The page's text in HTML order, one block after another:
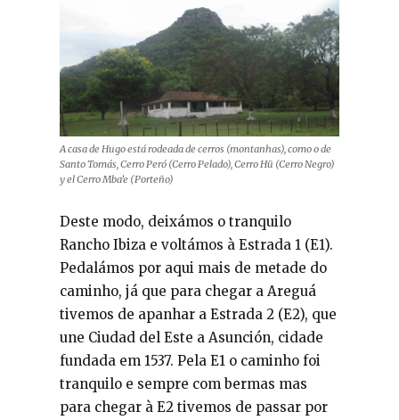
A casa de Hugo está rodeada de cerros (montanhas), como o de
Santo Tomás, Cerro Peró (Cerro Pelado), Cerro Hü (Cerro Negro)
y el Cerro Mba’e (Porteño)
Deste modo, deixámos o tranquilo
Rancho Ibiza e voltámos à Estrada 1 (E1).
Pedalámos por aqui mais de metade do
caminho, já que para chegar a Areguá
tivemos de apanhar a Estrada 2 (E2), que
une Ciudad del Este a Asunción, cidade
fundada em 1537. Pela E1 o caminho foi
tranquilo e sempre com bermas mas
para chegar à E2 tivemos de passar por